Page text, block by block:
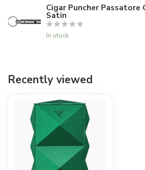
Cigar Puncher Passatore
Satin
In stock
Recently viewed